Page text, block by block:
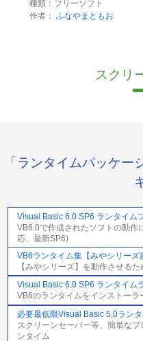
種類：フリーソフト
作者： ふなやまともお
スクリ
「ランタイムパッケ
Visual Basic 6.0 SP6 ランタイム
VB6.0で作成されたソフトの動作
応、最新SP6)
VB6ランタイム集【みやシリーズ
【みやシリーズ】を動作させる
Visual Basic 6.0 SP6 ランタイム
VB6のランタイムをインストー
必要最低限Visual Basic 5.0ラン
スクリーンセーバー等、簡単な
ンタイム